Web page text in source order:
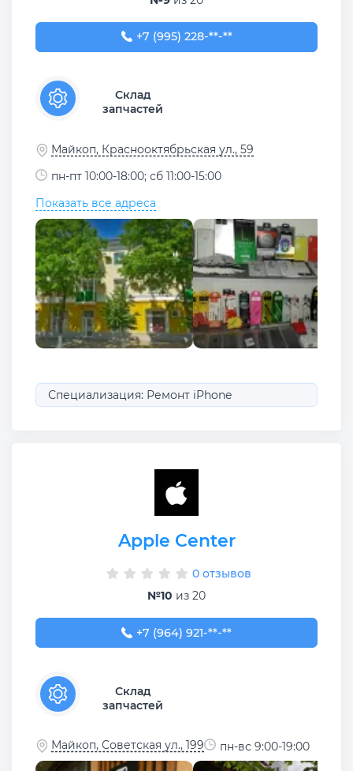
+7 (995) 228-18-18
+7 (995) 228-**-**
Склад
запчастей
Майкоп, Краснооктябрьская ул., 59
пн-пт 10:00-18:00; сб 11:00-15:00
Показать все адреса
Специализация: Ремонт iPhone
Apple Center
0 отзывов
№10 из 20
+7 (964) 921-77-88
+7 (964) 921-**-**
Склад
запчастей
Майкоп, Советская ул., 199 пн-вс 9:00-19:00